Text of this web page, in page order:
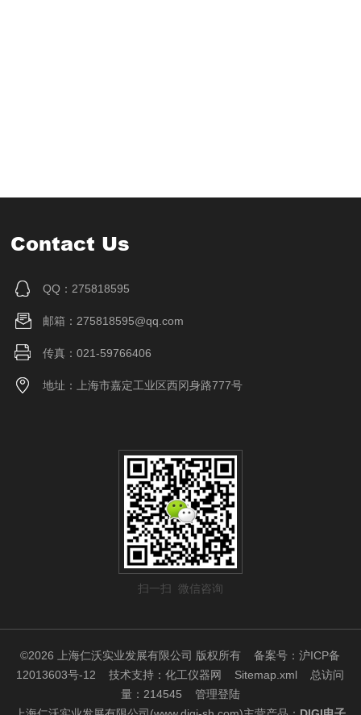
Contact Us
QQ：275818595
邮箱：275818595@qq.com
传真：021-59766406
地址：上海市嘉定工业区西冈身路777号
扫一扫 微信咨询
©2026 上海仁沃实业发展有限公司 版权所有备案号：沪ICP备
12013603号-12 技术支持：化工仪器网 Sitemap.xml 总访问
量：214545 管理登陆